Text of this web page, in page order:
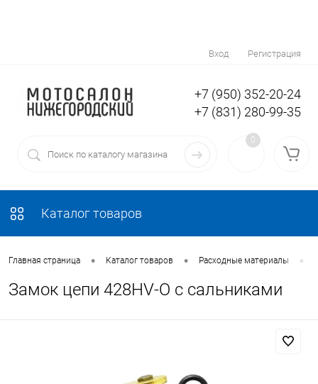
Вход Регистрация
+7 (950) 352-20-24
+7 (831) 280-99-35
0
Каталог товаров
Главная страница • Каталог товаров • Расходные материалы •
Замок цепи 428HV-O с сальниками